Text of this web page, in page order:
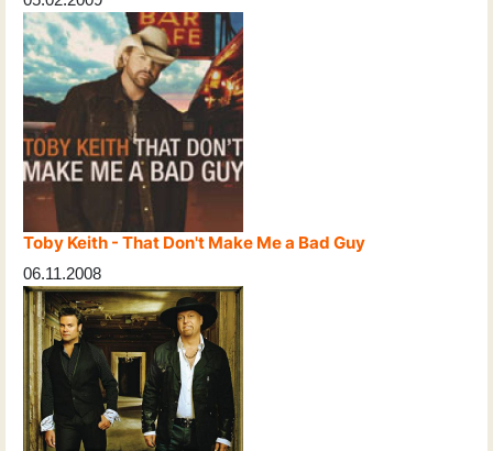
Toby Keith - That Don't Make Me a Bad Guy
06.11.2008